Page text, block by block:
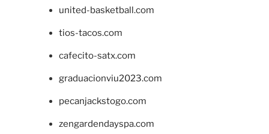
united-basketball.com
tios-tacos.com
cafecito-satx.com
graduacionviu2023.com
pecanjackstogo.com
zengardendayspa.com